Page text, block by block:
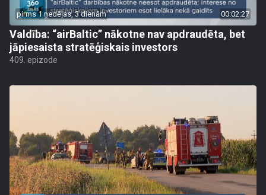
pirms 1 nedēļas, 3 dienām 00:02:27
Valdība: “airBaltic” nākotne nav apdraudēta, bet
jāpiesaista stratēģiskais investors
409. epizode